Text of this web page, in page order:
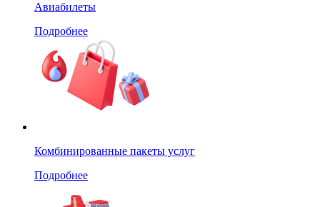
Авиабилеты
Подробнее
Комбинированные пакеты услуг
Подробнее